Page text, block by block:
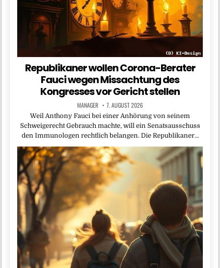
Republikaner wollen Corona-Berater
Fauci wegen Missachtung des
Kongresses vor Gericht stellen
MANAGER 7. AUGUST 2026
Weil Anthony Fauci bei einer Anhörung von seinem
Schweigerecht Gebrauch machte, will ein Senatsausschuss
den Immunologen rechtlich belangen. Die Republikaner…